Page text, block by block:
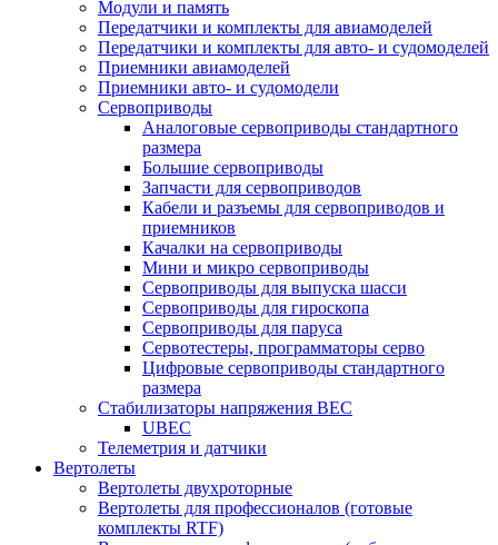
Модули и память
Передатчики и комплекты для авиамоделей
Передатчики и комплекты для авто- и судомоделей
Приемники авиамоделей
Приемники авто- и судомодели
Сервоприводы
Аналоговые сервоприводы стандартного
размера
Большие сервоприводы
Запчасти для сервоприводов
Кабели и разъемы для сервоприводов и
приемников
Качалки на сервоприводы
Мини и микро сервоприводы
Сервоприводы для выпуска шасси
Сервоприводы для гироскопа
Сервоприводы для паруса
Сервотестеры, программаторы серво
Цифровые сервоприводы стандартного
размера
Стабилизаторы напряжения BEC
UBEC
Телеметрия и датчики
Вертолеты
Вертолеты двухроторные
Вертолеты для профессионалов (готовые
комплекты RTF)